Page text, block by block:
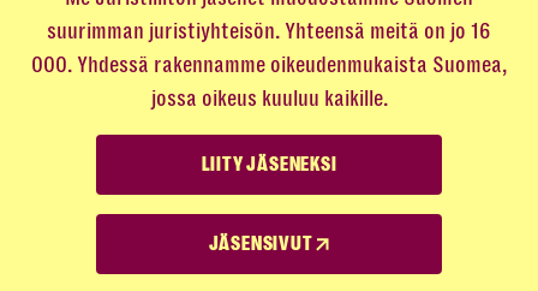
suurimman juristiyhteisön. Yhteensä meitä on jo 16
000. Yhdessä rakennamme oikeudenmukaista Suomea,
jossa oikeus kuuluu kaikille.
LIITY JÄSENEKSI
JÄSENSIVUT